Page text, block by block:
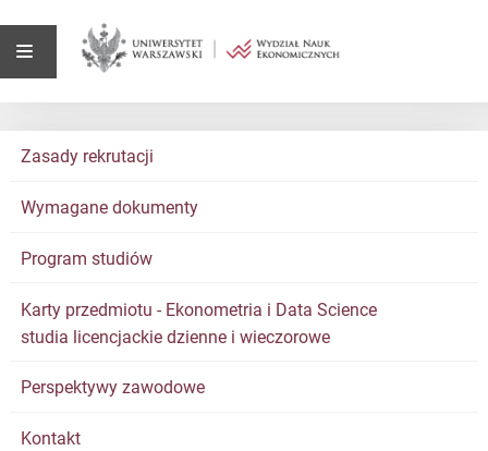
Zasady rekrutacji
Wymagane dokumenty
Program studiów
Karty przedmiotu - Ekonometria i Data Science
studia licencjackie dzienne i wieczorowe
Perspektywy zawodowe
Kontakt